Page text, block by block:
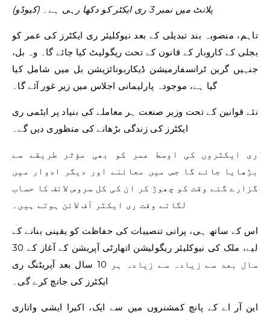
پلانٹ میں نمبر 3 ری ایکٹر کو دکھا رہی ہے۔ (کیوڈو)
تاہم، منصوبہ بند تبدیلی کے بعد نیوکلیئر ری ایکٹرز کی عمر کو
بجلی کے کاروبار کے قانون کے تحت ریگولیٹ کیا جائے گا۔ وہ بل،
جنہیں گرین ٹرانسفارمیشن ڈیکاربونائزیشن بل میں شامل کیا
گیا ہے، موجودہ پارلیمانی اجلاس میں زیر غور آئے گا۔
نئے قوانین کے تحت وزیر صنعت ہر معاملے کی بنیاد پر ایٹمی ری
ایکٹرز کی زندگی بڑھانے کی منظوری دیں گے۔
ری ایکٹروں کی اوسط عمر کو بھی مؤثر طریقے سے
بڑھایا جائے گا جس میں معائنے اور دیگر ادوار میں
گزارے گئے وقت کو چھوڑ کر ان کی کل سروس لائف کا حساب
لگاتے وقت ری ایکٹر آف لائن ہوتے ہیں۔
اس کے ساتھ ہی، پرانی تنصیبات کی حفاظت کو یقینی بنانے کے
لیے، ملک کی نیوکلیئر ریگولیشن اتھارٹی آپریشن کے آغاز کے 30
سال بعد سے زیادہ سے زیادہ ہر 10 سال بعد آپریٹنگ ری
ایکٹرز کی جانچ کرے گی۔
این آر اے کے پانچ کمشنروں میں سے ایک، اکیرا ایشی واتاری